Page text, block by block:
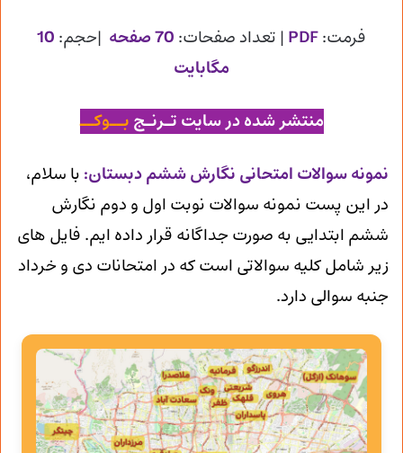
فرمت:PDF | تعداد صفحات: 70 صفحه |حجم: 10
مگابایت
منتشر شده در سایت تـرنـج بــوکــ
نمونه سوالات امتحانی نگارش ششم دبستان: با سلام،
در این پست نمونه سوالات نوبت اول و دوم نگارش
ششم ابتدایی به صورت جداگانه قرار داده ایم. فایل های
زیر شامل کلیه سوالاتی است که در امتحانات دی و خرداد
جنبه سوالی دارد.